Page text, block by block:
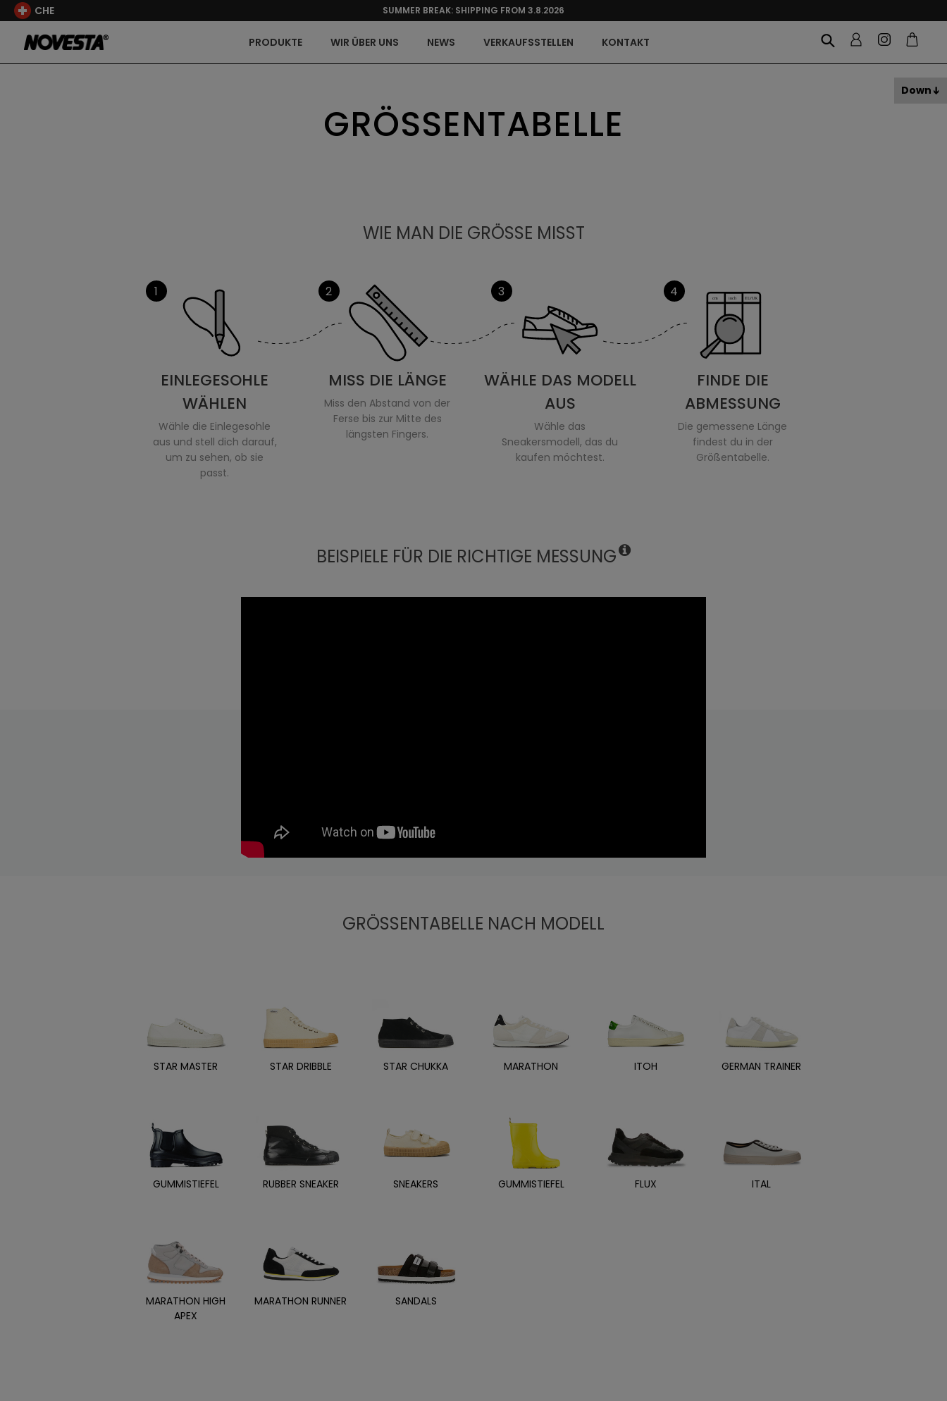
CHE SUMMER BREAK: SHIPPING FROM 3.8.2026
PRODUKTE WIR ÜBER UNS NEWS VERKAUFSSTELLEN KONTAKT
GRÖSSENTABELLE
WIE MAN DIE GRÖSSE MISST
1
EINLEGESOHLE
WÄHLEN
Wähle die Einlegesohle
aus und stell dich darauf,
um zu sehen, ob sie
passt.
2
MISS DIE LÄNGE
Miss den Abstand von der
Ferse bis zur Mitte des
längsten Fingers.
3
WÄHLE DAS MODELL
AUS
Wähle das
Sneakersmodell, das du
kaufen möchtest.
4
FINDE DIE
ABMESSUNG
Die gemessene Länge
findest du in der
Größentabelle.
BEISPIELE FÜR DIE RICHTIGE MESSUNG
GRÖSSENTABELLE NACH MODELL
STAR MASTER STAR DRIBBLE STAR CHUKKA MARATHON ITOH GERMAN TRAINER
GUMMISTIEFEL RUBBER SNEAKER SNEAKERS GUMMISTIEFEL FLUX ITAL
MARATHON HIGH
APEX
MARATHON RUNNER SANDALS
Down